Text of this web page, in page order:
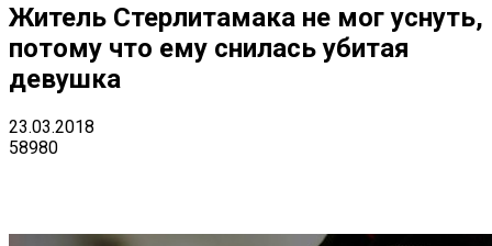
Житель Стерлитамака не мог уснуть,
потому что ему снилась убитая
девушка
23.03.2018
58980